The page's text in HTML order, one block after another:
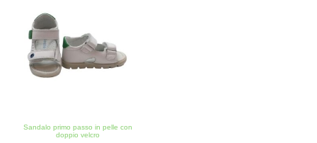
Sandalo primo passo in pelle con
doppio velcro